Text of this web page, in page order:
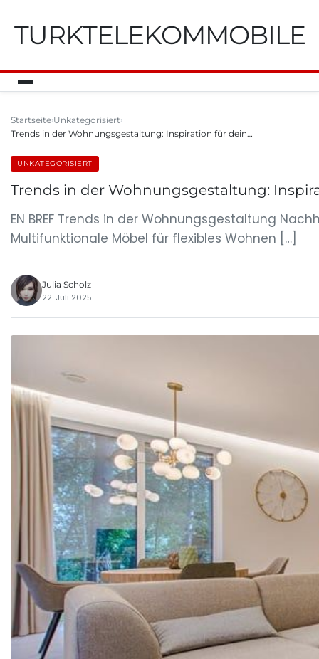
TURKTELEKOMMOBILE
Startseite Unkategorisiert
Trends in der Wohnungsgestaltung: Inspiration für dein…
UNKATEGORISIERT
Trends in der Wohnungsgestaltung:
EN BREF Trends in der Wohnungsgestaltung
Multifunktionale Möbel für flexibles Wohnen […]
Julia Scholz
22. Juli 2025